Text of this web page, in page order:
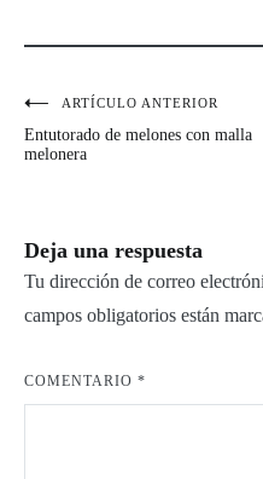
Navegación
de
ARTÍCULO ANTERIOR
Entutorado de melones con malla
melonera
Deja una respuesta
Tu dirección de correo
campos obligatorios están
COMENTARIO *